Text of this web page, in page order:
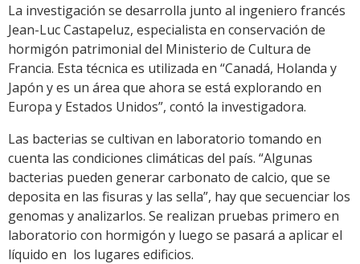
La investigación se desarrolla junto al ingeniero francés
Jean-Luc Castapeluz, especialista en conservación de
hormigón patrimonial del Ministerio de Cultura de
Francia. Esta técnica es utilizada en “Canadá, Holanda y
Japón y es un área que ahora se está explorando en
Europa y Estados Unidos”, contó la investigadora.
Las bacterias se cultivan en laboratorio tomando en
cuenta las condiciones climáticas del país. “Algunas
bacterias pueden generar carbonato de calcio, que se
deposita en las fisuras y las sella”, hay que secuenciar los
genomas y analizarlos. Se realizan pruebas primero en
laboratorio con hormigón y luego se pasará a aplicar el
líquido en los lugares edificios.